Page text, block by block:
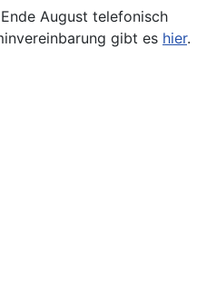
August telefonisch
gibt es hier.